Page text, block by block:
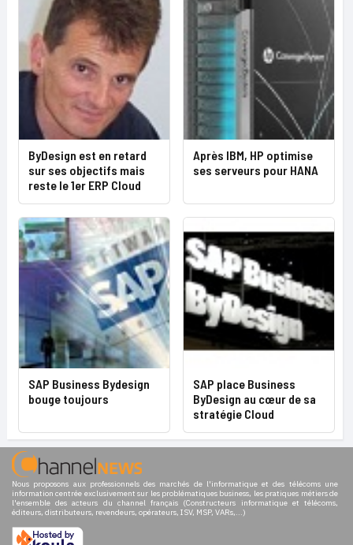
ByDesign est en retard
sur ses objectifs mais
reste le 1er ERP Cloud
Après IBM, HP optimise
ses serveurs pour HANA
SAP Business Bydesign
bouge toujours
SAP place Business
ByDesign au cœur de sa
stratégie Cloud
Nous proposons aux professionnels des marchés de l'informatique et des télécoms une
information centrée exclusivement sur les problématiques business, les pratiques métiers de
l'ensemble des acteurs du channel français (Constructeurs informatique et télécoms,
éditeurs, distributeurs, revendeurs, opérateurs, ISV, MSP, VARs,...)